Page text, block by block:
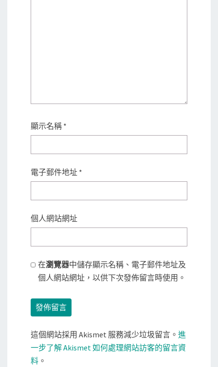
顯示名稱 *
電子郵件地址 *
個人網站網址
在瀏覽器中儲存顯示名稱、電子郵件地址及
個人網站網址，以供下次發佈留言時使用。
這個網站採用 Akismet 服務減少垃圾留言。 進
一步了解 Akismet 如何處理網站訪客的留言資
料 。